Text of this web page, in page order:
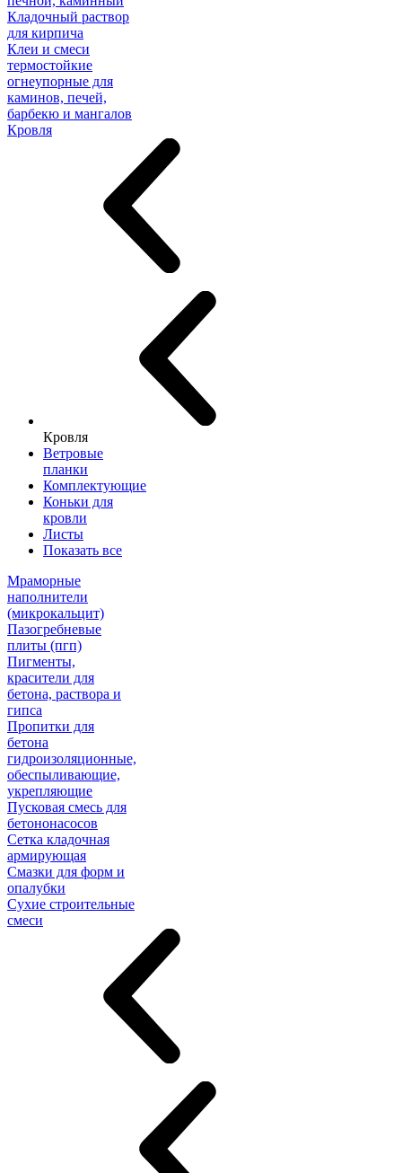
Кладочный раствор
для кирпича
Клеи и смеси
термостойкие
огнеупорные для
каминов, печей,
барбекю и мангалов
Кровля
Кровля
Ветровые
планки
Комплектующие
Коньки для
кровли
Листы
Показать все
Мраморные
наполнители
(микрокальцит)
Пазогребневые
плиты (пгп)
Пигменты,
красители для
бетона, раствора и
гипса
Пропитки для
бетона
гидроизоляционные,
обеспыливающие,
укрепляющие
Пусковая смесь для
бетононасосов
Сетка кладочная
армирующая
Смазки для форм и
опалубки
Сухие строительные
смеси